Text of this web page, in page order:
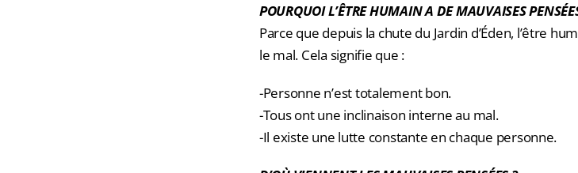
POURQUOI L’ÊTRE HUMAIN A DE MAUVAISES
Parce que depuis la chute du Jardin d’Éden, l’être
le mal. Cela signifie que :
-Personne n’est totalement bon.
-Tous ont une inclinaison interne au mal.
-Il existe une lutte constante en chaque personne.